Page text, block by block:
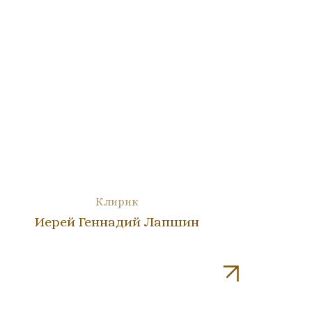
Клирик
Иерей Геннадий Лапшин